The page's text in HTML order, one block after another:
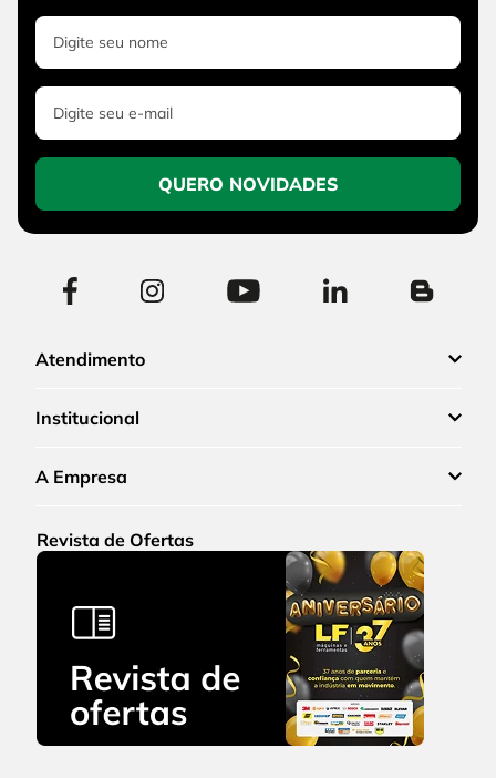
QUERO NOVIDADES
Atendimento
Institucional
A Empresa
Revista de Ofertas